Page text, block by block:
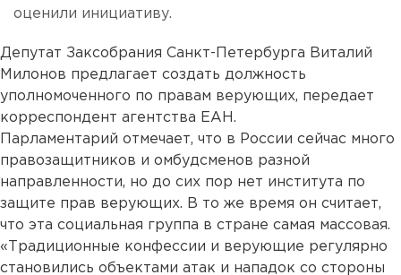
оценили инициативу.
Депутат Заксобрания Санкт-Петербурга Виталий
Милонов предлагает создать должность
уполномоченного по правам верующих, передает
корреспондент агентства ЕАН.
Парламентарий отмечает, что в России сейчас много
правозащитников и омбудсменов разной
направленности, но до сих пор нет института по
защите прав верующих. В то же время он считает,
что эта социальная группа в стране самая массовая.
«Традиционные конфессии и верующие регулярно
становились объектами атак и нападок со стороны